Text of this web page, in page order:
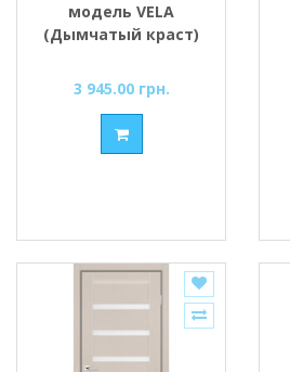
модель VELA
(Дымчатый краст)
3 945.00 грн.